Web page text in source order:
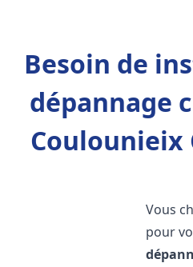
Besoin de
dépannage
Coulounieix
Vous
pour